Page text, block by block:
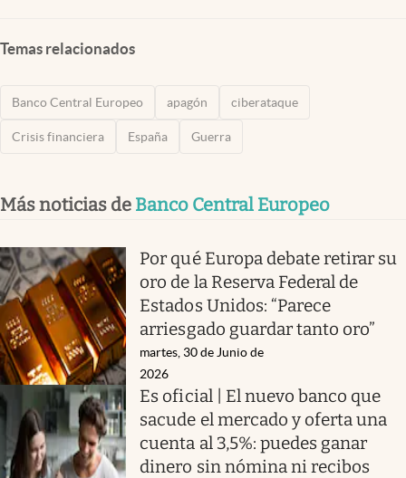
Temas relacionados
Banco Central Europeo apagón ciberataque
Crisis financiera España Guerra
Más noticias de Banco Central Europeo
Por qué Europa debate retirar su
oro de la Reserva Federal de
Estados Unidos: “Parece
arriesgado guardar tanto oro”
martes, 30 de Junio de
2026
Es oficial | El nuevo banco que
sacude el mercado y oferta una
cuenta al 3,5%: puedes ganar
dinero sin nómina ni recibos